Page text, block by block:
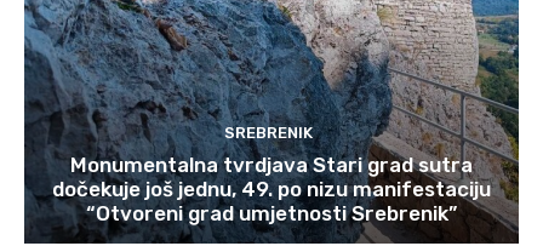
SREBRENIK
Monumentalna tvrdjava Stari grad sutra
dočekuje još jednu, 49. po nizu manifestaciju
“Otvoreni grad umjetnosti Srebrenik”